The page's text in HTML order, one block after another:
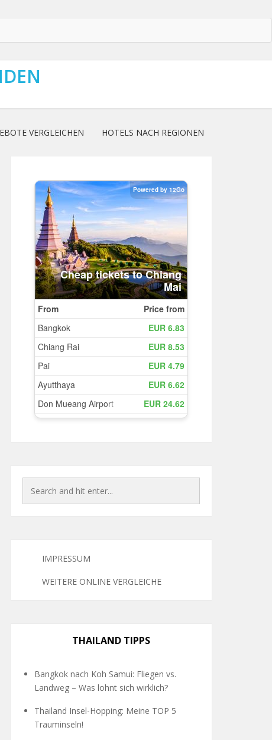
VERGLEICHEN HOTELS NACH REGIONEN
IMPRESSUM
WEITERE ONLINE VERGLEICHE
THAILAND TIPPS
Bangkok nach Koh Samui: Fliegen vs.
Landweg – Was lohnt sich wirklich?
Thailand Insel-Hopping: Meine TOP 5
Trauminseln!